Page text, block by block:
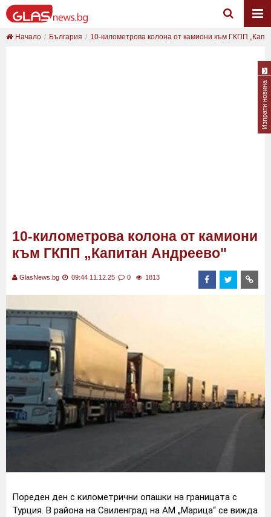
Начало България 10-километрова колона от камиони към ГКПП
10-километрова колона от камиони
към ГКПП „Капитан Андреево"
GlasNews.bg 09:44 11.12.25 0 1813
Пореден ден с километрични опашки на границата с
Турция. В района на Свиленград на АМ „Марица“ се вижда
Изпрати новина